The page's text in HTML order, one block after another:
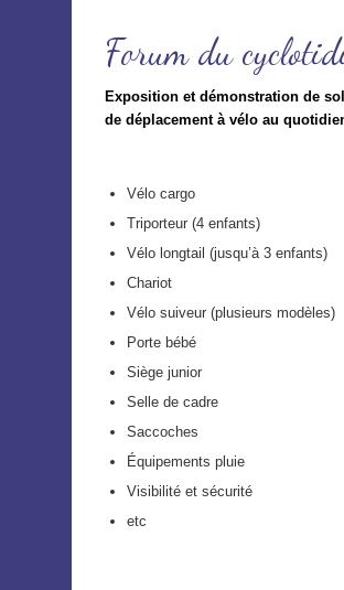
Forum du
Exposition et démonstration de
de déplacement à vélo au
Vélo cargo
Triporteur (4 enfants)
Vélo longtail (jusqu’à 3 enfants)
Chariot
Vélo suiveur (plusieurs modèles)
Porte bébé
Siège junior
Selle de cadre
Saccoches
Équipements pluie
Visibilité et sécurité
etc